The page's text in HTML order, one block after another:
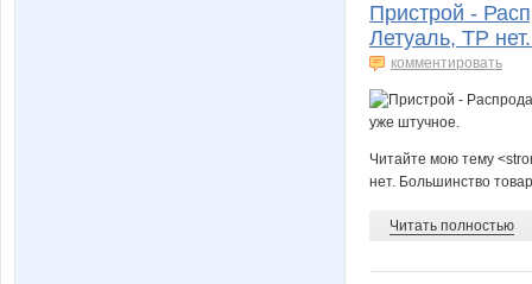
Пристрой -
Летуаль, ТР
комментировать
Читайте мою тему
нет. Большинство
Читать полностью